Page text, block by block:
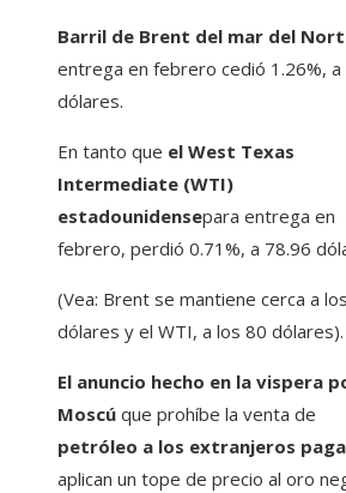
Barril de Brent del mar del
entrega en febrero cedió 1.26%, a
dólares.
En tanto que el West Texas
Intermediate (WTI)
estadounidensepara entrega en
febrero, perdió 0.71%, a 78.96
(Vea: Brent se mantiene cerca a
dólares y el WTI, a los 80 dólares).
El anuncio hecho en la vispera
Moscú que prohíbe la venta de
petróleo a los extranjeros paga
aplican un tope de precio al oro